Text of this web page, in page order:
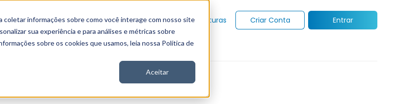
coletar informações sobre como você interage com nosso site
sua experiência e para análises e métricas sobre
sobre os cookies que usamos, leia nossa Política de
Aceitar
Seja Nord Gratuito Analítica Notícias Assinaturas Criar Conta Entrar